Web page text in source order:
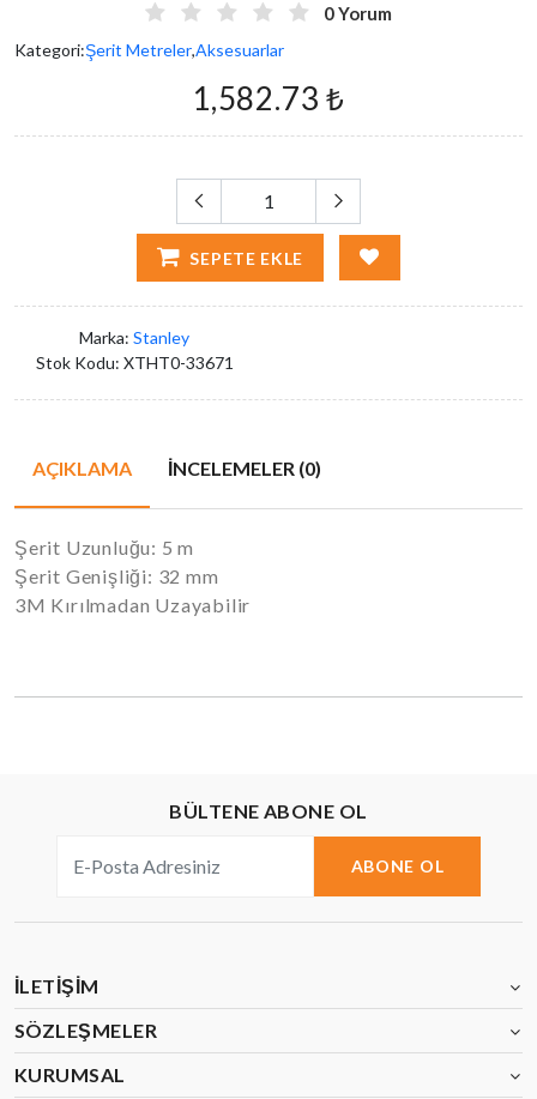
0 Yorum
Kategori:Şerit Metreler,Aksesuarlar
1,582.73 ₺
SEPETE EKLE
Marka: Stanley
Stok Kodu: XTHT0-33671
AÇIKLAMA İNCELEMELER (0)
Şerit Uzunluğu: 5 m
Şerit Genişliği: 32 mm
3M Kırılmadan Uzayabilir
BÜLTENE ABONE OL
ABONE OL
İLETIŞIM
SÖZLEŞMELER
KURUMSAL